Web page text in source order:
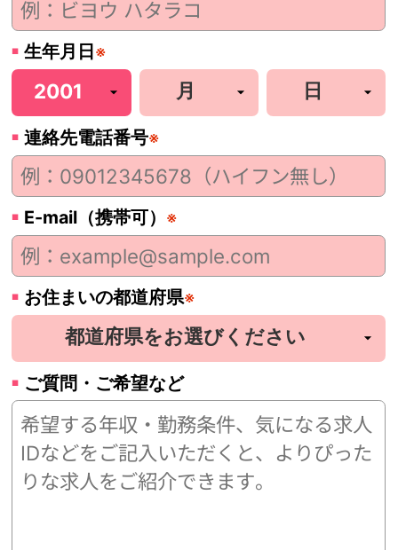
生年月日 ※
連絡先電話番号※
E-mail（携帯可） ※
お住まいの都道府県※
ご質問・ご希望など